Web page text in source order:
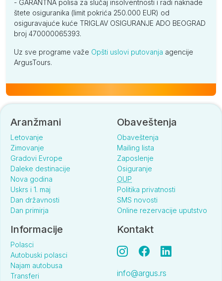
- GARANTNA polisa za slučaj insolventnosti i radi naknade
štete osiguranika (limit pokrića 250.000 EUR) od
osiguravajuće kuće TRIGLAV OSIGURANJE ADO BEOGRAD
broj 470000065393.
Uz sve programe važe Opšti uslovi putovanja agencije
ArgusTours.
Aranžmani
Letovanje
Zimovanje
Gradovi Evrope
Daleke destinacije
Nova godina
Uskrs i 1. maj
Dan državnosti
Dan primirja
Obaveštenja
Obaveštenja
Mailing lista
Zaposlenje
Osiguranje
OUP
Politika privatnosti
SMS novosti
Online rezervacije uputstvo
Informacije
Polasci
Autobuski polasci
Najam autobusa
Transferi
Kontakt
info@argus.rs